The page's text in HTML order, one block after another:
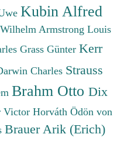
Kubin Alfred
Armstrong Louis
Grass Günter Kerr
Charles Strauss
Brahm Otto Dix
Victor Horváth Ödön von
Brauer Arik (Erich)